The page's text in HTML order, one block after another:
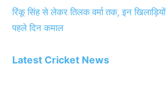
रिंकू सिंह से लेकर तिलक वर्मा तक, इन
पहले दिन कमाल
Latest Cricket News